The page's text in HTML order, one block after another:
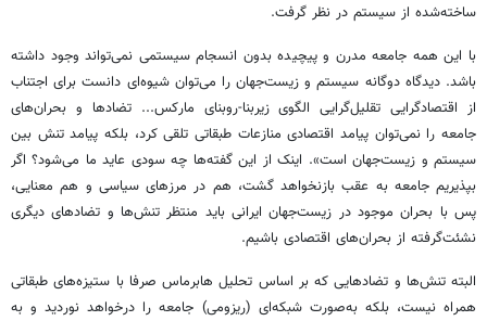
ساخته‌شده از سیستم در نظر گرفت.
با این همه جامعه مدرن و پیچیده بدون انسجام سیستمی نمی‌تواند وجود داشته
باشد. دیدگاه دوگانه سیستم و زیست‌جهان را می‌توان شیوه‌ای دانست برای اجتناب
از اقتصادگرایی تقلیل‌گرایی الگوی زیربنا-روبنای مارکس... تضادها و بحران‌های
جامعه را نمی‌توان پیامد اقتصادی منازعات طبقاتی تلقی کرد، بلکه پیامد تنش بین
سیستم و زیست‌جهان است». اینک از این گفته‌ها چه سودی عاید ما می‌شود؟ اگر
بپذیریم جامعه به عقب بازنخواهد گشت، هم در مرزهای سیاسی و هم معنایی،
پس با بحران موجود در زیست‌جهان ایرانی باید منتظر تنش‌ها و تضادهای دیگری
نشئت‌گرفته از بحران‌های اقتصادی باشیم.
البته تنش‌ها و تضادهایی که بر اساس تحلیل هابرماس صرفا با ستیزه‌های طبقاتی
همراه نیست، بلکه به‌صورت شبکه‌ای (ریزومی) جامعه را درخواهد نوردید و به‌